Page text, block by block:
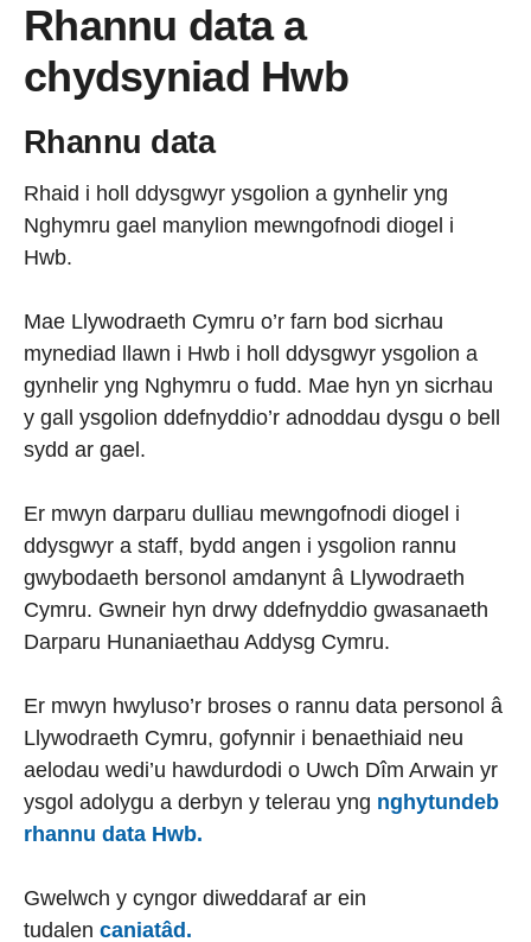
Rhannu data a
chydsyniad Hwb
Rhannu data
Rhaid i holl ddysgwyr ysgolion a gynhelir yng
Nghymru gael manylion mewngofnodi diogel i
Hwb.
Mae Llywodraeth Cymru o’r farn bod sicrhau
mynediad llawn i Hwb i holl ddysgwyr ysgolion a
gynhelir yng Nghymru o fudd. Mae hyn yn sicrhau
y gall ysgolion ddefnyddio’r adnoddau dysgu o bell
sydd ar gael.
Er mwyn darparu dulliau mewngofnodi diogel i
ddysgwyr a staff, bydd angen i ysgolion rannu
gwybodaeth bersonol amdanynt â Llywodraeth
Cymru. Gwneir hyn drwy ddefnyddio gwasanaeth
Darparu Hunaniaethau Addysg Cymru.
Er mwyn hwyluso’r broses o rannu data personol â
Llywodraeth Cymru, gofynnir i benaethiaid neu
aelodau wedi’u hawdurdodi o Uwch Dîm Arwain yr
ysgol adolygu a derbyn y telerau yng nghytundeb
rhannu data Hwb.
Gwelwch y cyngor diweddaraf ar ein
tudalen caniatâd.